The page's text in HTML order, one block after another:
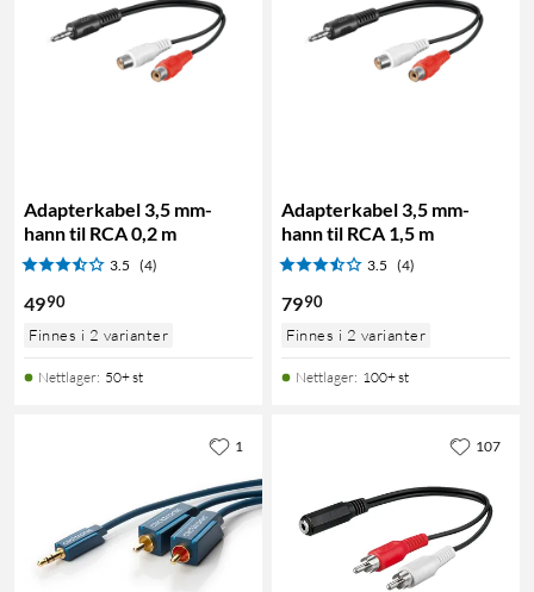
Adapterkabel 3,5 mm-
hann til RCA 0,2 m
3.5 (4)
4990
Finnes i 2 varianter
Nettlager: 50+ st
Adapterkabel 3,5 mm-
hann til RCA 1,5 m
3.5 (4)
7990
Finnes i 2 varianter
Nettlager: 100+ st
1 107